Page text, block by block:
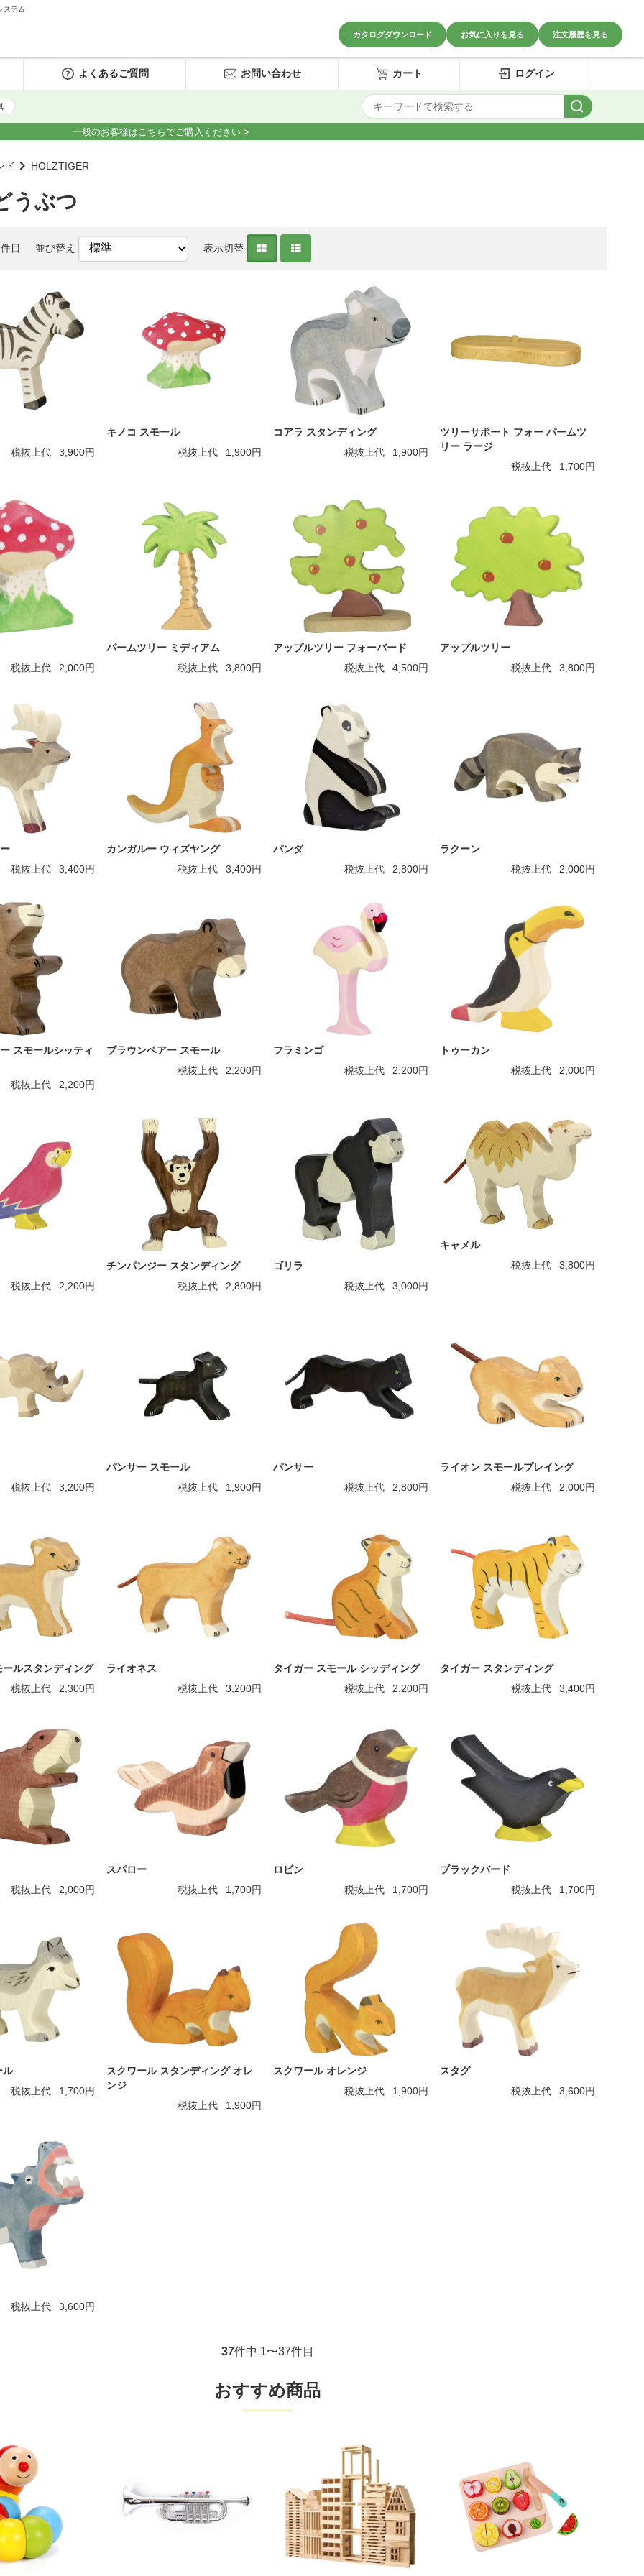
ステム
カタログダウンロード お気に入りを見る 注文履歴を見る
よくあるご質問 お問い合わせ カート ログイン
一般のお客様はこちらでご購入ください >
ド HOLZTIGER
うぶつ
目 並び替え 表示切替
税抜上代 3,900円
キノコ スモール
税抜上代
1,900円
コアラ スタンディング
税抜上代
1,900円
ツリーサポート フォー パームツ
リー ラージ
税抜上代
1,700円
税抜上代 2,000円
パームツリー ミディアム
税抜上代
3,800円
アップルツリー フォーバード
税抜上代
4,500円
アップルツリー
税抜上代
3,800円
税抜上代
3,400円
カンガルー ウィズヤング
税抜上代
3,400円
パンダ
税抜上代
2,800円
ラクーン
税抜上代
2,000円
スモールシッティ
税抜上代 2,200円
ブラウンベアー スモール
税抜上代
2,200円
フラミンゴ
税抜上代
2,200円
トゥーカン
税抜上代
2,000円
税抜上代 2,200円
チンパンジー スタンディング
税抜上代
2,800円
ゴリラ
税抜上代
3,000円
キャメル
税抜上代
3,800円
税抜上代 3,200円
パンサー スモール
税抜上代
1,900円
パンサー
税抜上代
2,800円
ライオン スモールプレイング
税抜上代
2,000円
ルスタンディング
税抜上代
2,300円
ライオネス
税抜上代
3,200円
タイガー スモール シッディング
税抜上代
2,200円
タイガー スタンディング
税抜上代
3,400円
税抜上代 2,000円
スパロー
税抜上代
1,700円
ロビン
税抜上代
1,700円
ブラックバード
税抜上代
1,700円
ル
税抜上代
1,700円
スクワール スタンディング オレ
ンジ
税抜上代
1,900円
スクワール オレンジ
税抜上代
1,900円
スタグ
税抜上代
3,600円
税抜上代 3,600円
37件中 1〜37件目
おすすめ商品